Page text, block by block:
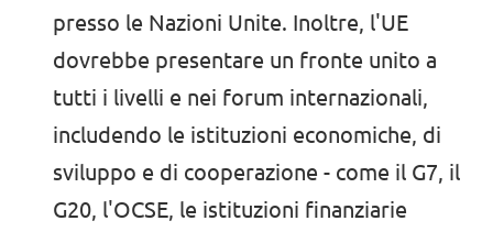
presso le Nazioni Unite. Inoltre, l'UE
dovrebbe presentare un fronte unito a
tutti i livelli e nei forum internazionali,
includendo le istituzioni economiche, di
sviluppo e di cooperazione - come il G7, il
G20, l'OCSE, le istituzioni finanziarie